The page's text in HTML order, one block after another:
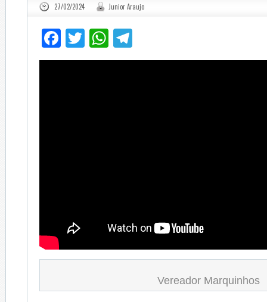
27/02/2024 Junior Araujo
Facebook
TwitterWhatsApp
Vereador Marquinhos